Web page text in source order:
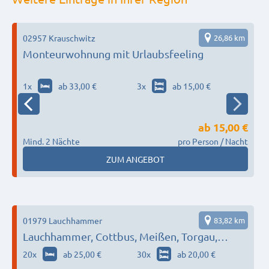
Monteurwohnung mit Urlaubsfeeling
02957 Krauschwitz 26,86 km
1x ab 33,00 € 3x ab 15,00 €
Mind. 2 Nächte
ab 15,00 €
pro Person / Nacht
ZUM ANGEBOT
Lauchhammer, Cottbus, Meißen, Torgau,
Riesa…
01979 Lauchhammer 83,82 km
20x ab 25,00 € 30x ab 20,00 €